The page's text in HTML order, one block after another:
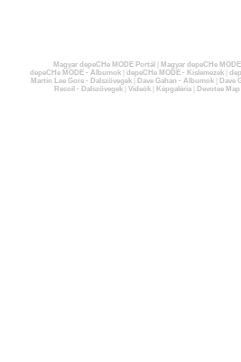
Magyar depeCHe MODE Portál
Magyar depeCHe
depeCHe MODE - Albumok| depeCHe MODE - Kislemezek|
Martin Lee Gore - Dalszövegek| Dave Gahan - Albumok|
Dave
Recoil - Dalszövegek| Videók| Képgaléria| Devotee Map